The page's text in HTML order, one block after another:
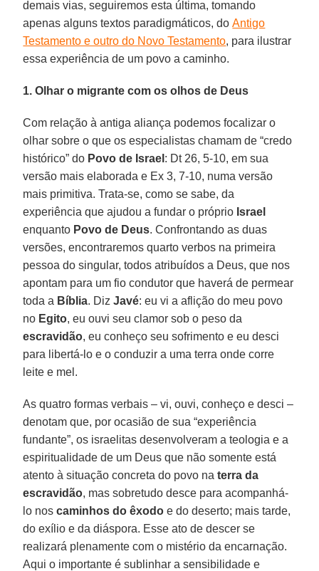
demais vias, seguiremos esta última, tomando
apenas alguns textos paradigmáticos, do Antigo
Testamento e outro do Novo Testamento, para ilustrar
essa experiência de um povo a caminho.
1. Olhar o migrante com os olhos de Deus
Com relação à antiga aliança podemos focalizar o
olhar sobre o que os especialistas chamam de “credo
histórico” do Povo de Israel : Dt 26, 5-10, em sua
versão mais elaborada e Ex 3, 7-10, numa versão
mais primitiva. Trata-se, como se sabe, da
experiência que ajudou a fundar o próprio Israel
enquanto Povo de Deus. Confrontando as duas
versões, encontraremos quarto verbos na primeira
pessoa do singular, todos atribuídos a Deus, que nos
apontam para um fio condutor que haverá de permear
toda a Bíblia. DizJavé: eu vi a aflição do meu povo
no Egito, eu ouvi seu clamor sob o peso da
escravidão, eu conheço seu sofrimento e eu desci
para libertá-lo e o conduzir a uma terra onde corre
leite e mel.
As quatro formas verbais – vi, ouvi, conheço e desci –
denotam que, por ocasião de sua “experiência
fundante”, os israelitas desenvolveram a teologia e a
espiritualidade de um Deus que não somente está
atento à situação concreta do povo naterra da
escravidão, mas sobretudo desce para acompanhá-
lo noscaminhos do êxodo e do deserto; mais tarde,
do exílio e da diáspora. Esse ato de descer se
realizará plenamente com o mistério da encarnação.
Aqui o importante é sublinhar a sensibilidade e